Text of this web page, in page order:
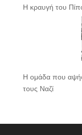
Η κραυγή του Πίπο
Η ομάδα που
τους Ναζί